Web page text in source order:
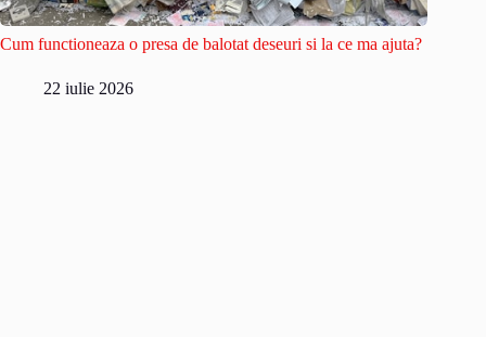
Cum functioneaza o presa de balotat deseuri si la ce ma ajuta?
22 iulie 2026